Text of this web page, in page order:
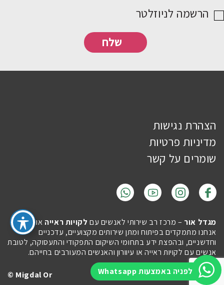
לפניה באמצעות Whatsapp
הרשמה לניוזלטר
הצהרת נגישות
מדיניות פרטיות
שומרים על קשר
מגדל אור – מרכז רב שירותי לאנשים עם לקויות ראייה אועיוורון.
אנחנו מתמקדים בפיתוח ומתן שירותים מקצועיים, עדכניים
וחדשניים, ובהפצת ידע בתחומי השיקום התפקודי והתעסוקה, לטובת
אנשים עם לקויות ראייה או עיוורון והאנשים המעורבים בחייהם.
Site byImaginet
Migdal Or ©